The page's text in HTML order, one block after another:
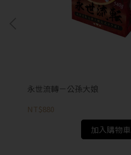
永世流轉－公孫大娘
NT$880
加入購物車